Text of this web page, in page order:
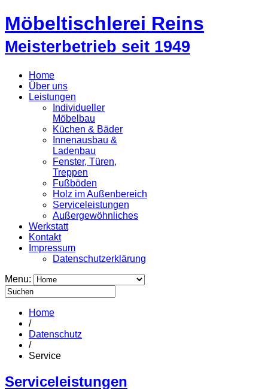
Möbeltischlerei Reins
Meisterbetrieb seit 1949
Home
Über uns
Leistungen
Individueller
Möbelbau
Küchen & Bäder
Innenausbau &
Ladenbau
Fenster, Türen,
Treppen
Fußböden
Holz im Außenbereich
Serviceleistungen
Außergewöhnliches
Werkstatt
Kontakt
Impressum
Datenschutzerklärung
Menu:
Home
/
Datenschutz
/
Service
Serviceleistungen